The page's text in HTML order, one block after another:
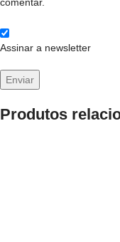
Assinar a newsletter
Produtos